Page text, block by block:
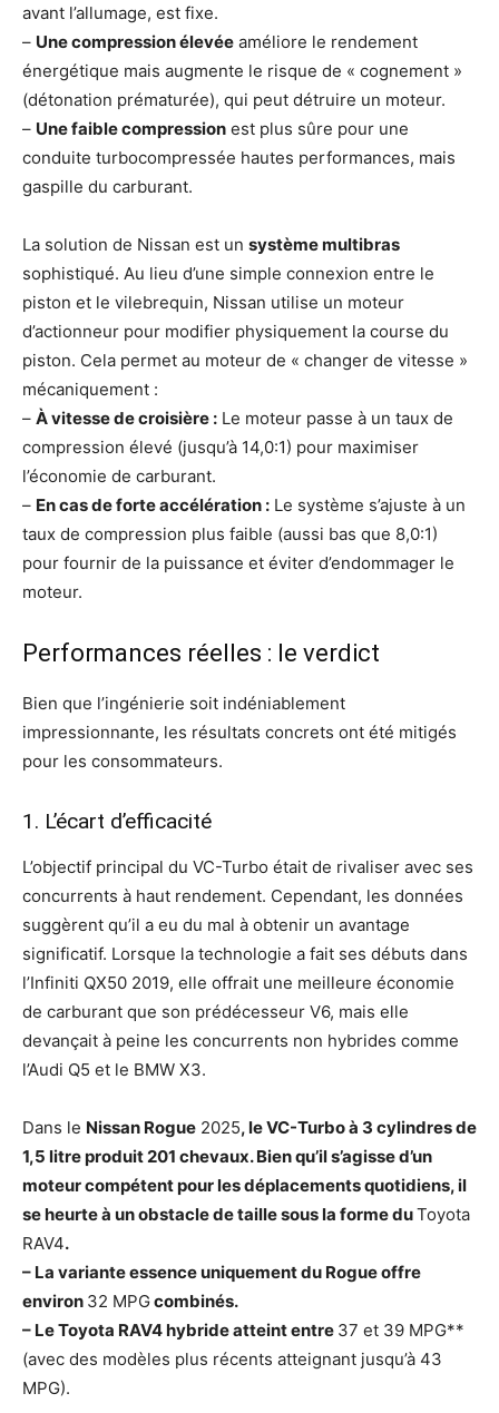
avant l’allumage, est fixe.
– Une compression élevée améliore le rendement
énergétique mais augmente le risque de « cognement »
(détonation prématurée), qui peut détruire un moteur.
– Une faible compression est plus sûre pour une
conduite turbocompressée hautes performances, mais
gaspille du carburant.
La solution de Nissan est un système multibras
sophistiqué. Au lieu d’une simple connexion entre le
piston et le vilebrequin, Nissan utilise un moteur
d’actionneur pour modifier physiquement la course du
piston. Cela permet au moteur de « changer de vitesse »
mécaniquement :
– À vitesse de croisière : Le moteur passe à un taux de
compression élevé (jusqu’à 14,0:1) pour maximiser
l’économie de carburant.
– En cas de forte accélération : Le système s’ajuste à un
taux de compression plus faible (aussi bas que 8,0:1)
pour fournir de la puissance et éviter d’endommager le
moteur.
Performances réelles : le verdict
Bien que l’ingénierie soit indéniablement
impressionnante, les résultats concrets ont été mitigés
pour les consommateurs.
1. L’écart d’efficacité
L’objectif principal du VC-Turbo était de rivaliser avec ses
concurrents à haut rendement. Cependant, les données
suggèrent qu’il a eu du mal à obtenir un avantage
significatif. Lorsque la technologie a fait ses débuts dans
l’Infiniti QX50 2019, elle offrait une meilleure économie
de carburant que son prédécesseur V6, mais elle
devançait à peine les concurrents non hybrides comme
l’Audi Q5 et le BMW X3.
Dans le Nissan Rogue 2025, le VC-Turbo à 3 cylindres de
1,5 litre produit 201 chevaux. Bien qu’il s’agisse d’un
moteur compétent pour les déplacements quotidiens, il
se heurte à un obstacle de taille sous la forme duToyota
RAV4.
– La variante essence uniquement du Rogue offre
environ 32 MPGcombinés.
– Le Toyota RAV4 hybride atteint entre 37 et 39 MPG**
(avec des modèles plus récents atteignant jusqu’à 43
MPG).